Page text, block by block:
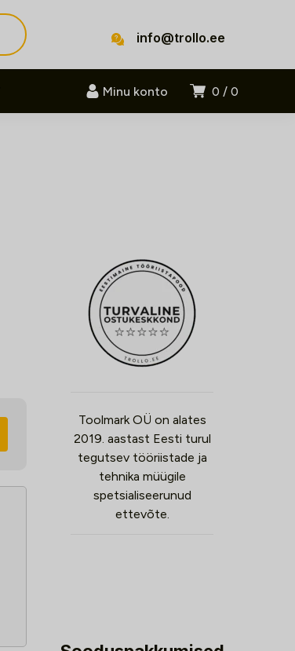
info@trollo.ee
0 0
Minu konto
Toolmark OÜ on alates
2019. aastast Eesti turul
tegutsev tööriistade ja
tehnika müügile
spetsialiseerunud
ettevõte.